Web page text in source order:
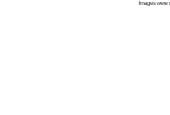
Images were